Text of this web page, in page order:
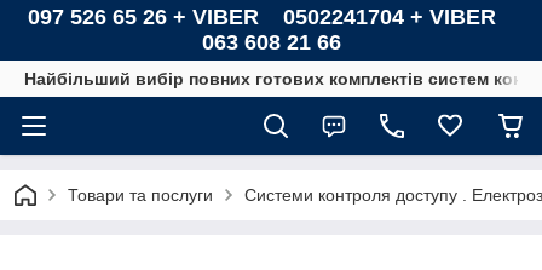
097 526 65 26 + VIBER 0502241704 + VIBER
063 608 21 66
Найбільший вибір повних готових комплектів систем
Товари та послуги Системи контроля доступу .